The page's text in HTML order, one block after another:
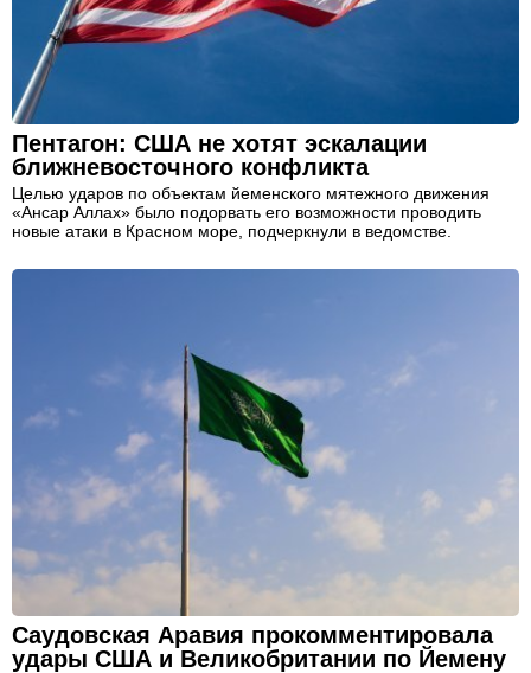
Пентагон: США не хотят эскалации
ближневосточного конфликта
Целью ударов по объектам йеменского мятежного движения
«Ансар Аллах» было подорвать его возможности проводить
новые атаки в Красном море, подчеркнули в ведомстве.
Саудовская Аравия прокомментировала
удары США и Великобритании по Йемену